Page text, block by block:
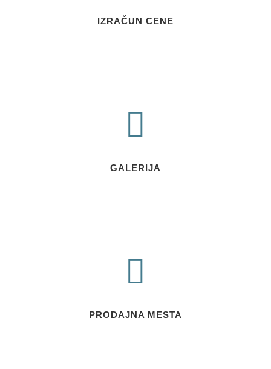
IZRAČUN CENE
GALERIJA
PRODAJNA MESTA